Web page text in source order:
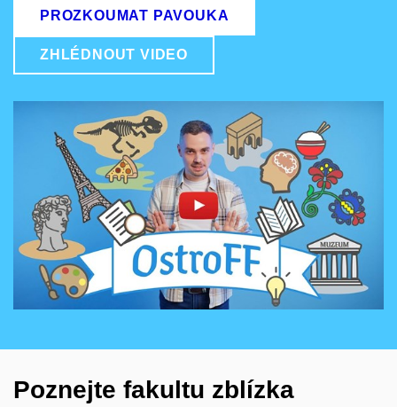
PROZKOUMAT PAVOUKA
ZHLÉDNOUT VIDEO
Povolit cookies a přehrát
Otevřít na youtube.com
Poznejte fakultu zblízka